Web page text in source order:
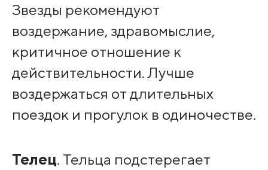
Звезды рекомендуют
воздержание, здравомыслие,
критичное отношение к
действительности. Лучше
воздержаться от длительных
поездок и прогулок в одиночестве.
Телец. Тельца подстерегает